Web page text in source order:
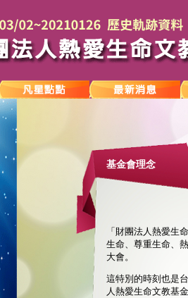
基金會理念
「財團法人熱愛生
生命、尊重生命、
大會。
這特別的時刻也是
人熱愛生命文教基